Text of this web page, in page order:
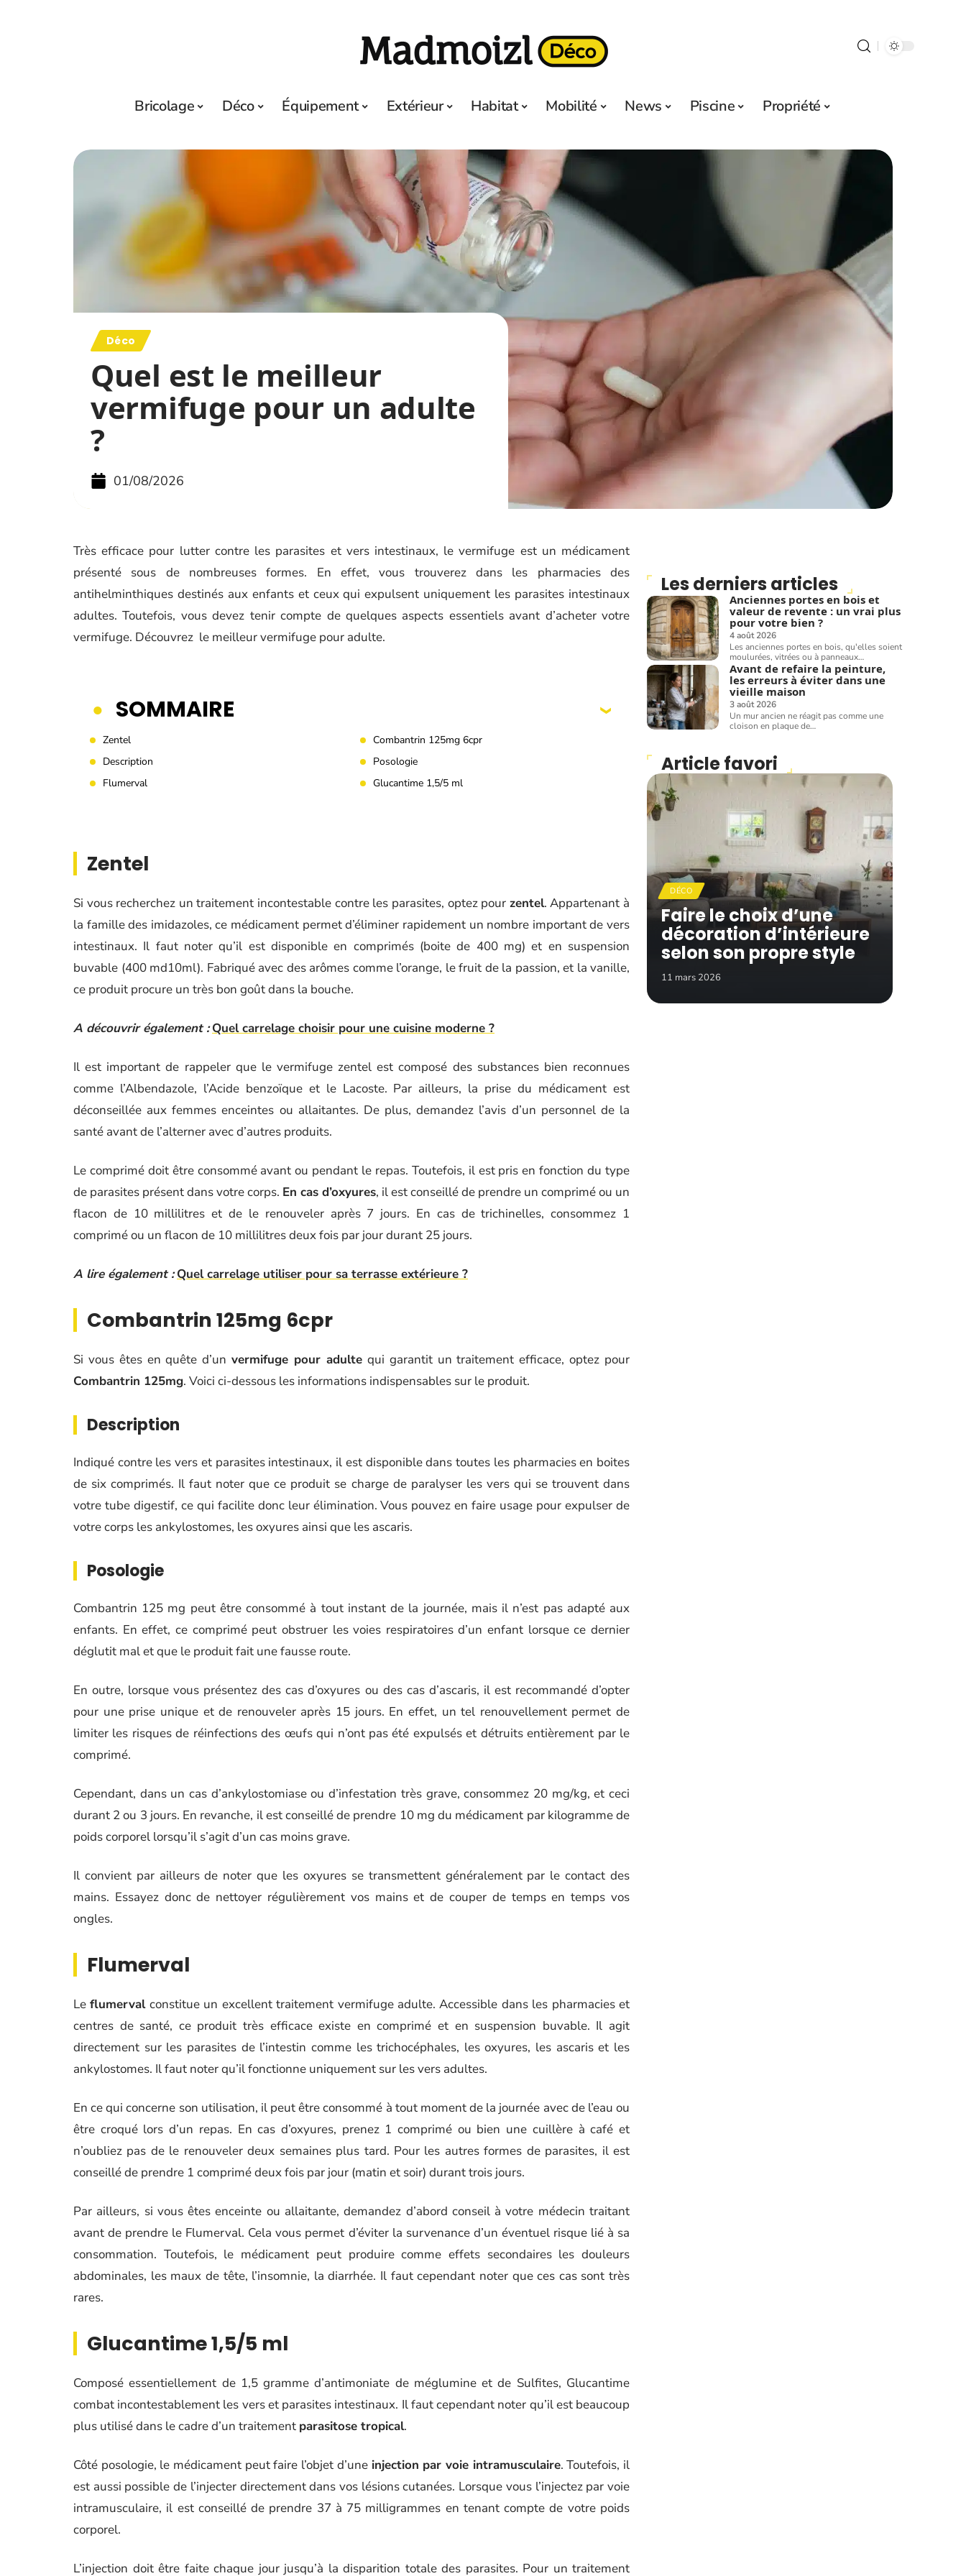
Bricolage Déco Équipement Extérieur Habitat Mobilité News Piscine Propriété
Déco
Quel est le meilleur
vermifuge pour un adulte
?
01/08/2026
Très efficace pour lutter contre les parasites et vers intestinaux, le vermifuge est un médicament
présenté sous de nombreuses formes. En effet, vous trouverez dans les pharmacies des
antihelminthiques destinés aux enfants et ceux qui expulsent uniquement les parasites intestinaux
adultes. Toutefois, vous devez tenir compte de quelques aspects essentiels avant d’acheter votre
vermifuge. Découvrez le meilleur vermifuge pour adulte.
SOMMAIRE
Zentel
Combantrin 125mg 6cpr
Description
Posologie
Flumerval
Glucantime 1,5/5 ml
Zentel
Si vous recherchez un traitement incontestable contre les parasites, optez pour zentel. Appartenant à
la famille des imidazoles, ce médicament permet d’éliminer rapidement un nombre important de vers
intestinaux. Il faut noter qu’il est disponible en comprimés (boite de 400 mg) et en suspension
buvable (400 md10ml). Fabriqué avec des arômes comme l’orange, le fruit de la passion, et la vanille,
ce produit procure un très bon goût dans la bouche.
A découvrir également : Quel carrelage choisir pour une cuisine moderne ?
Il est important de rappeler que le vermifuge zentel est composé des substances bien reconnues
comme l’Albendazole, l’Acide benzoïque et le Lacoste. Par ailleurs, la prise du médicament est
déconseillée aux femmes enceintes ou allaitantes. De plus, demandez l’avis d’un personnel de la
santé avant de l’alterner avec d’autres produits.
Le comprimé doit être consommé avant ou pendant le repas. Toutefois, il est pris en fonction du type
de parasites présent dans votre corps. En cas d’oxyures, il est conseillé de prendre un comprimé ou un
flacon de 10 millilitres et de le renouveler après 7 jours. En cas de trichinelles, consommez 1
comprimé ou un flacon de 10 millilitres deux fois par jour durant 25 jours.
A lire également : Quel carrelage utiliser pour sa terrasse extérieure ?
Combantrin 125mg 6cpr
Si vous êtes en quête d’unvermifuge pour adultequi garantit un traitement efficace, optez pour
Combantrin 125mg. Voici ci-dessous les informations indispensables sur le produit.
Description
Indiqué contre les vers et parasites intestinaux, il est disponible dans toutes les pharmacies en boites
de six comprimés. Il faut noter que ce produit se charge de paralyser les vers qui se trouvent dans
votre tube digestif, ce qui facilite donc leur élimination. Vous pouvez en faire usage pour expulser de
votre corps les ankylostomes, les oxyures ainsi que les ascaris.
Posologie
Combantrin 125 mg peut être consommé à tout instant de la journée, mais il n’est pas adapté aux
enfants. En effet, ce comprimé peut obstruer les voies respiratoires d’un enfant lorsque ce dernier
déglutit mal et que le produit fait une fausse route.
En outre, lorsque vous présentez des cas d’oxyures ou des cas d’ascaris, il est recommandé d’opter
pour une prise unique et de renouveler après 15 jours. En effet, un tel renouvellement permet de
limiter les risques de réinfections des œufs qui n’ont pas été expulsés et détruits entièrement par le
comprimé.
Cependant, dans un cas d’ankylostomiase ou d’infestation très grave, consommez 20 mg/kg, et ceci
durant 2 ou 3 jours. En revanche, il est conseillé de prendre 10 mg du médicament par kilogramme de
poids corporel lorsqu’il s’agit d’un cas moins grave.
Il convient par ailleurs de noter que les oxyures se transmettent généralement par le contact des
mains. Essayez donc de nettoyer régulièrement vos mains et de couper de temps en temps vos
ongles.
Flumerval
Leflumervalconstitue un excellent traitement vermifuge adulte. Accessible dans les pharmacies et
centres de santé, ce produit très efficace existe en comprimé et en suspension buvable. Il agit
directement sur les parasites de l’intestin comme les trichocéphales, les oxyures, les ascaris et les
ankylostomes. Il faut noter qu’il fonctionne uniquement sur les vers adultes.
En ce qui concerne son utilisation, il peut être consommé à tout moment de la journée avec de l’eau ou
être croqué lors d’un repas. En cas d’oxyures, prenez 1 comprimé ou bien une cuillère à café et
n’oubliez pas de le renouveler deux semaines plus tard. Pour les autres formes de parasites, il est
conseillé de prendre 1 comprimé deux fois par jour (matin et soir) durant trois jours.
Par ailleurs, si vous êtes enceinte ou allaitante, demandez d’abord conseil à votre médecin traitant
avant de prendre le Flumerval. Cela vous permet d’éviter la survenance d’un éventuel risque lié à sa
consommation. Toutefois, le médicament peut produire comme effets secondaires les douleurs
abdominales, les maux de tête, l’insomnie, la diarrhée. Il faut cependant noter que ces cas sont très
rares.
Glucantime 1,5/5 ml
Composé essentiellement de 1,5 gramme d’antimoniate de méglumine et de Sulfites, Glucantime
combat incontestablement les vers et parasites intestinaux. Il faut cependant noter qu’il est beaucoup
plus utilisé dans le cadre d’un traitement parasitose tropical.
Côté posologie, le médicament peut faire l’objet d’une injection par voie intramusculaire. Toutefois, il
est aussi possible de l’injecter directement dans vos lésions cutanées. Lorsque vous l’injectez par voie
intramusculaire, il est conseillé de prendre 37 à 75 milligrammes en tenant compte de votre poids
corporel.
L’injection doit être faite chaque jour jusqu’à la disparition totale des parasites. Pour un traitement
Les derniers articles
Anciennes portes en bois et
valeur de revente : un vrai plus
pour votre bien ?
4 août 2026
Les anciennes portes en bois, qu'elles soient
moulurées, vitrées ou à panneaux…
Avant de refaire la peinture,
les erreurs à éviter dans une
vieille maison
3 août 2026
Un mur ancien ne réagit pas comme une
cloison en plaque de…
Article favori
DÉCO
Faire le choix d’une
décoration d’intérieure
selon son propre style
11 mars 2026